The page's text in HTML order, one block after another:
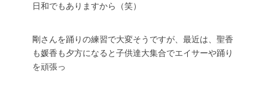
日和でもありますから（笑）
剛さんを踊りの練習で大変そうですが、最近は、聖香
も媛香も夕方になると子供達大集合でエイサーや踊り
を頑張っ